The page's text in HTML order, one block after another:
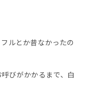
ルとか昔なかったの
びがかかるまで、白